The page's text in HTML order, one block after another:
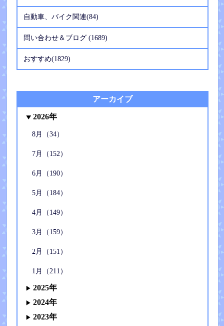
自動車、バイク関連(84)
問い合わせ＆ブログ (1689)
おすすめ(1829)
アーカイブ
2026年
8月（34）
7月（152）
6月（190）
5月（184）
4月（149）
3月（159）
2月（151）
1月（211）
2025年
2024年
2023年